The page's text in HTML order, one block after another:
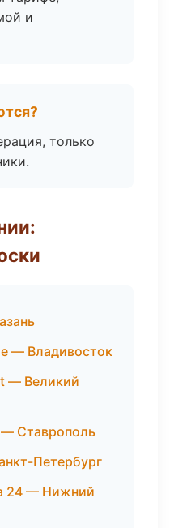
и
только
— Владивосток
— Великий
Ставрополь
Петербург
24 — Нижний